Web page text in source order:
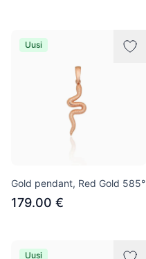
Uusi
Gold pendant, Red Gold 585°
179.00 €
Uusi